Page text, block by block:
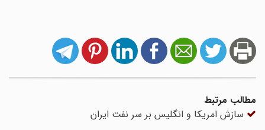
مطالب مرتبط
سازش امریکا و انگلیس بر سر نفت ایران